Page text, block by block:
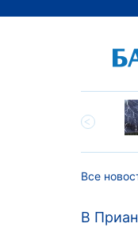
в поездки со
ВСЖД в январе-
Все
В